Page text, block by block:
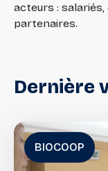
acteurs :
partenaires.
Dernière
BIOCOOP